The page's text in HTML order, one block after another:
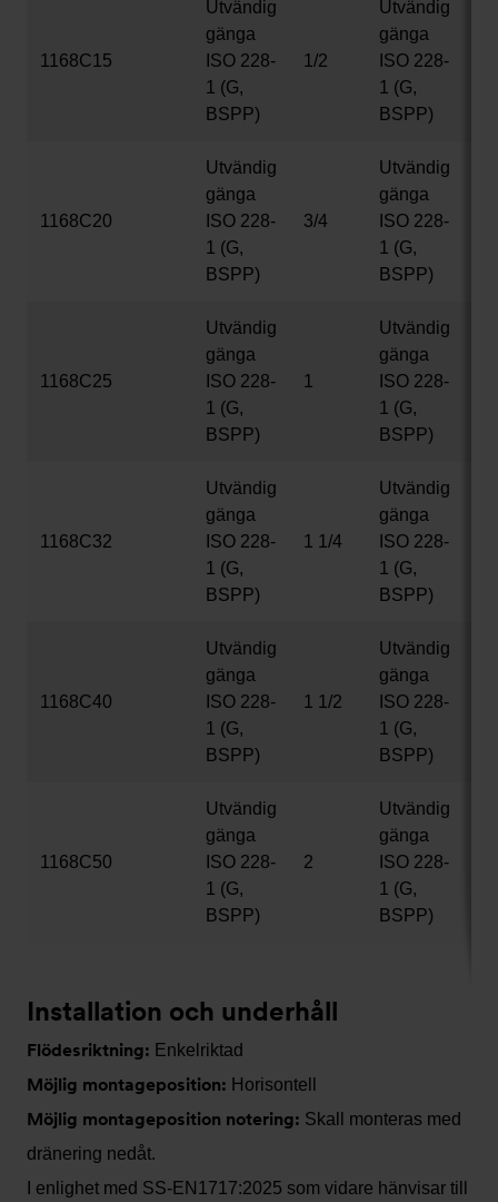
1168C15
Utvändig
gänga
ISO 228-
1 (G,
BSPP)
1/2
Utvändig
gänga
ISO 228-
1 (G,
BSPP)
1168C20
Utvändig
gänga
ISO 228-
1 (G,
BSPP)
3/4
Utvändig
gänga
ISO 228-
1 (G,
BSPP)
1168C25
Utvändig
gänga
ISO 228-
1 (G,
BSPP)
1
Utvändig
gänga
ISO 228-
1 (G,
BSPP)
1168C32
Utvändig
gänga
ISO 228-
1 (G,
BSPP)
1 1/4
Utvändig
gänga
ISO 228-
1 (G,
BSPP)
1168C40
Utvändig
gänga
ISO 228-
1 (G,
BSPP)
1 1/2
Utvändig
gänga
ISO 228-
1 (G,
BSPP)
1168C50
Utvändig
gänga
ISO 228-
1 (G,
BSPP)
2
Utvändig
gänga
ISO 228-
1 (G,
BSPP)
Installation och underhåll
Flödesriktning: Enkelriktad
Möjlig montageposition: Horisontell
Möjlig montageposition notering: Skall monteras med
dränering nedåt.
I enlighet med SS-EN1717:2025 som vidare hänvisar till